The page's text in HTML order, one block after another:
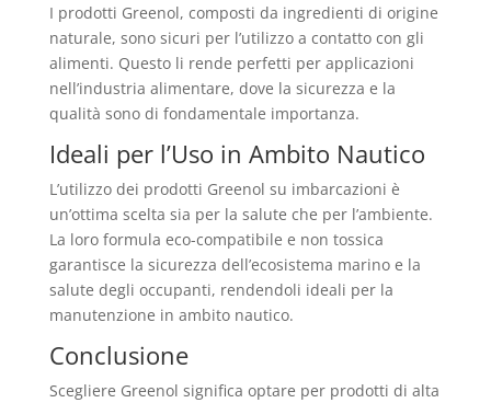
I prodotti Greenol, composti da ingredienti di origine
naturale, sono sicuri per l’utilizzo a contatto con gli
alimenti. Questo li rende perfetti per applicazioni
nell’industria alimentare, dove la sicurezza e la
qualità sono di fondamentale importanza.
Ideali per l’Uso in Ambito Nautico
L’utilizzo dei prodotti Greenol su imbarcazioni è
un’ottima scelta sia per la salute che per l’ambiente.
La loro formula eco-compatibile e non tossica
garantisce la sicurezza dell’ecosistema marino e la
salute degli occupanti, rendendoli ideali per la
manutenzione in ambito nautico.
Conclusione
Scegliere Greenol significa optare per prodotti di alta